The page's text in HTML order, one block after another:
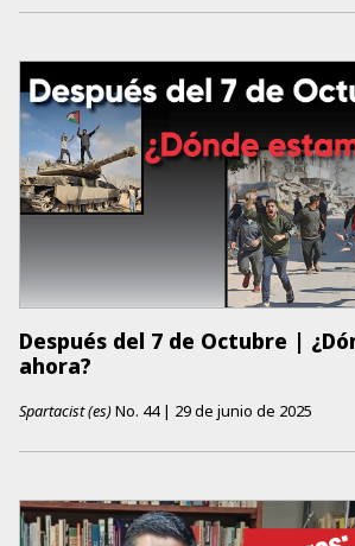
Después del 7 de Octubre |
ahora?
Spartacist (es)No. 44 | 29 de junio de 2025